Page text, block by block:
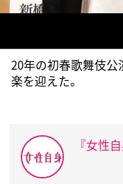
20年の初春歌舞伎
楽を迎えた。
『女性